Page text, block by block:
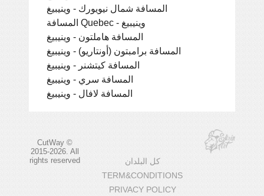
المسافة شمال نيويورك - وينيبيغ
المسافة Quebec - وينيبيغ
المسافة هاملتون - وينيبيغ
المسافة برامبتون (أونتاريو) - وينيبيغ
المسافة كيتشنر - وينيبيغ
المسافة سري - وينيبيغ
المسافة لافال - وينيبيغ
CutWay ©
2015-2026. All
rights reserved
كل البلدان
TERM&CONDITIONS
PRIVACY POLICY